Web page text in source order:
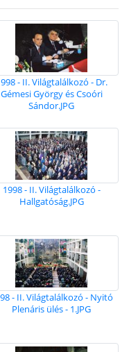
- II. Világtalálkozó - Dr.
Gémesi György és Csoóri
Sándor.JPG
1998 - II. Világtalálkozó -
Hallgatóság.JPG
- II. Világtalálkozó - Nyitó
Plenáris ülés - 1.JPG